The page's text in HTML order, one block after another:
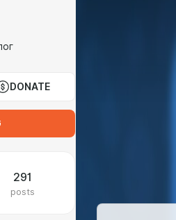
DONATE
291
posts